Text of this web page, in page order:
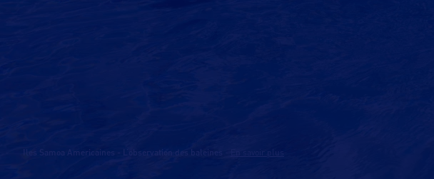
Iles Samoa Americaines - L’observation des baleines